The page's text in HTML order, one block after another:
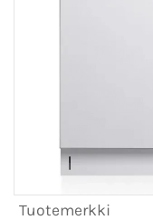
Tuotemerkki